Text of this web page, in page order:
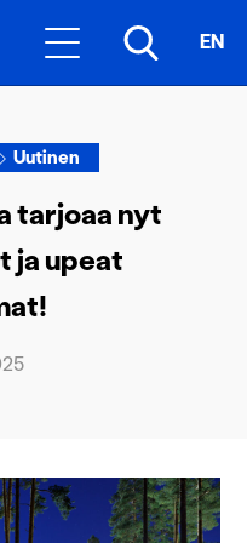
EN
Uutinen
tarjoaa nyt
ja upeat